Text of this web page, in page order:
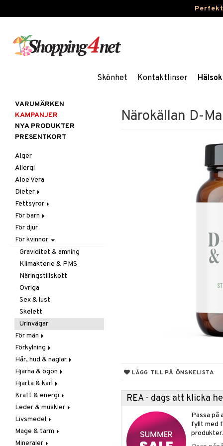
Skönhet Kontaktlinser
Närokällan D-
LÄGG TILL PÅ ÖNSKELISTA
REA - dags att klicka
Passa på
fyllt med
produkter!
VARUMÄRKEN
KAMPANJER
NYA PRODUKTER
PRESENTKORT
Alger
Allergi
Aloe Vera
Dieter
Glutenintolerans
LCHF
Raw Food
Fettsyror
Marina fettsyror
Veg fettsyror
För barn
Fettsyror
Hudvård
Vitamin & mineral
För djur
För kvinnor
Graviditet & amning
Klimakterie & PMS
Näringstillskott
Övriga
Sex & lust
Skelett
Urinvägar
För män
Näringstillskott
Övriga
Prostata
Sex & lust
Förkylning
C-vitamin
Förebyggande &
lindrande
Hostdämpande
Öron, näsa & hals
Övriga
Virushämmande
Vitlök
Hår, hud & naglar
Hår
Kosttillskott
Sol & pigment
Hjärna & ögon
Fettsyror
Minne
Ögon
Hjärta & kärl
Ginkgo biloba
Kärlstärkande
Kolesterolsänkande
Marina fettsyror
Veg fettsyror
Kraft & energi
Ginseng
Övriga
Prestation
Q-10
Leder & muskler
Kosttillskott
Utvärtes
Livsmedel
Bars
Choklad
Mage & tarm
Drycker
Mineraler